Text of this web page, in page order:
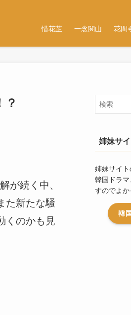
惜花芷 一念関山 花間
？
が続く中、
た新たな騒
くのかも見
姉妹サ
姉妹サイト
韓国ドラ
すのでよか
韓